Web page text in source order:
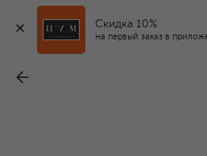
Скидка 10%
на первый заказ в